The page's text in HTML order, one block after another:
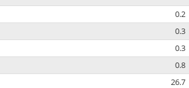
0.2
0.3
0.3
0.8
26.7